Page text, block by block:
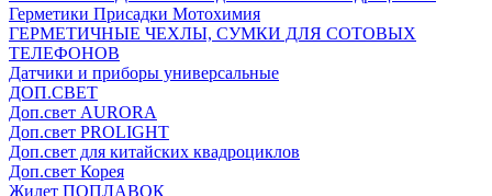
Герметики Присадки Мотохимия
ГЕРМЕТИЧНЫЕ ЧЕХЛЫ, СУМКИ ДЛЯ СОТОВЫХ
ТЕЛЕФОНОВ
Датчики и приборы универсальные
ДОП.СВЕТ
Доп.свет AURORA
Доп.свет PROLIGHT
Доп.свет для китайских квадроциклов
Доп.свет Корея
Жилет ПОПЛАВОК